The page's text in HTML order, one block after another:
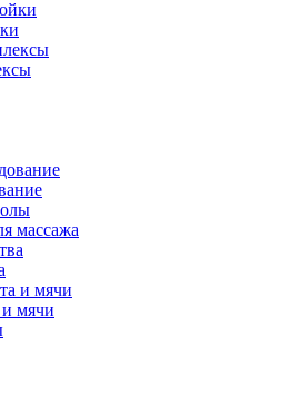
массажа
мячи